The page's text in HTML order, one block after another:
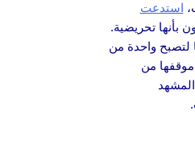
استدعت
بأنها تحريضية.
لتصبح واحدة من
موقفها من
المشهد